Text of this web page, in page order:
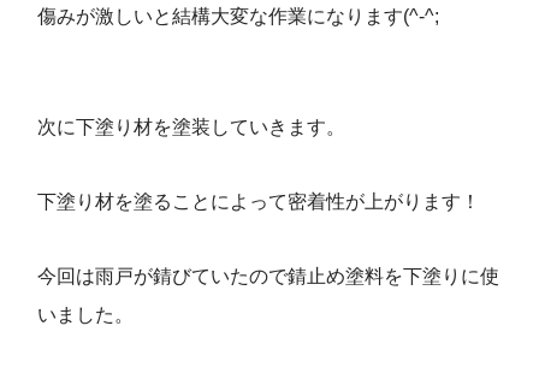
傷みが激しいと結構大変な作業になります(^-^;
次に下塗り材を塗装していきます。
下塗り材を塗ることによって密着性が上がります！
今回は雨戸が錆びていたので錆止め塗料を下塗りに使
いました。